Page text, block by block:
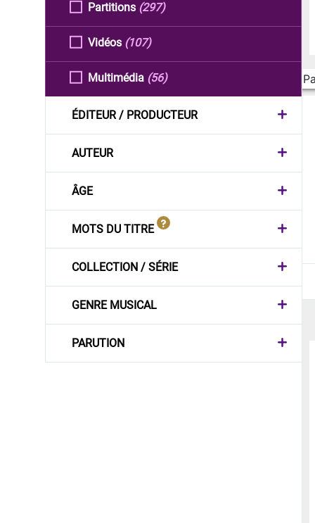
Partitions (297)
Vidéos (107)
Multimédia (56)
ÉDITEUR / PRODUCTEUR
AUTEUR
ÂGE
MOTS DU TITRE
COLLECTION / SÉRIE
GENRE MUSICAL
PARUTION